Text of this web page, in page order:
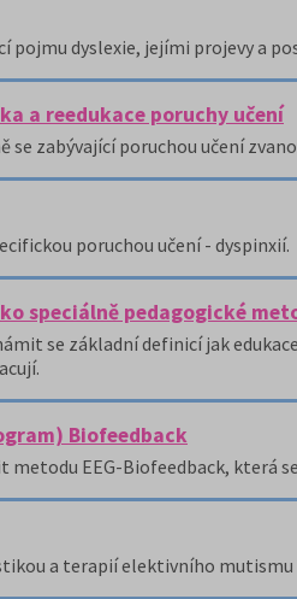
pojmu dyslexie, jejími projevy a
a reedukace poruchy učení
se zabývající poruchou učení
poruchou učení - dyspinxií.
speciálně pedagogické
se základní definicí jak
Biofeedback
metodu EEG-Biofeedback, která
a terapií elektivního